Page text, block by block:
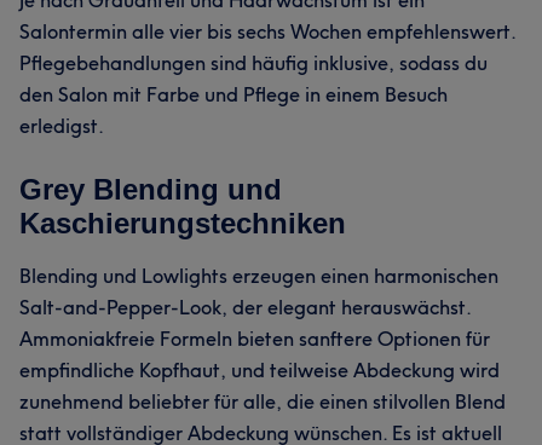
Salontermin alle vier bis sechs Wochen empfehlenswert.
Pflegebehandlungen sind häufig inklusive, sodass du
den Salon mit Farbe und Pflege in einem Besuch
erledigst.
Grey Blending und
Kaschierungstechniken
Blending und Lowlights erzeugen einen harmonischen
Salt-and-Pepper-Look, der elegant herauswächst.
Ammoniakfreie Formeln bieten sanftere Optionen für
empfindliche Kopfhaut, und teilweise Abdeckung wird
zunehmend beliebter für alle, die einen stilvollen Blend
statt vollständiger Abdeckung wünschen. Es ist aktuell